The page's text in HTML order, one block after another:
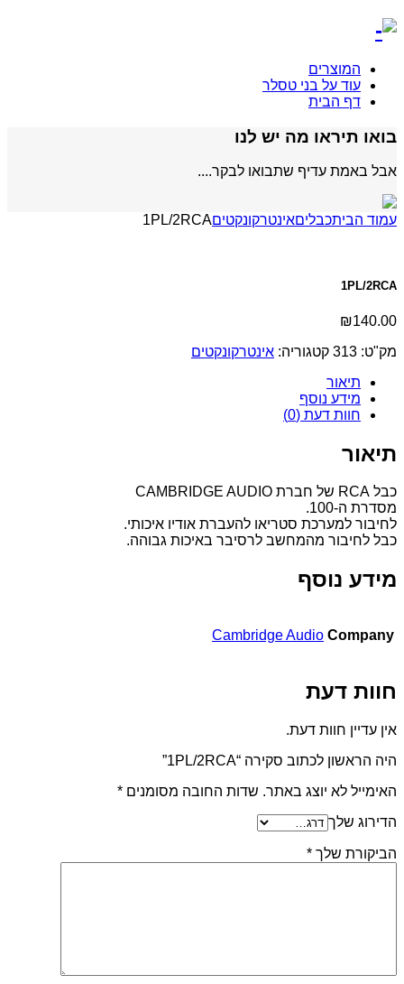
המוצרים
עוד על בני טסלר
דף הבית
בואו תיראו מה יש לנו
אבל באמת עדיף שתבואו לבקר....
עמוד הביתכבליםאינטרקונקטים1PL/2RCA
1PL/2RCA
₪140.00
מק"ט: 313 קטגוריה: אינטרקונקטים
תיאור
מידע נוסף
חוות דעת (0)
תיאור
כבל RCA של חברת CAMBRIDGE AUDIO
מסדרת ה-100.
לחיבור למערכת סטריאו להעברת אודיו איכותי.
כבל לחיבור מהמחשב לרסיבר באיכות גבוהה.
מידע נוסף
Company
Cambridge Audio
חוות דעת
אין עדיין חוות דעת.
היה הראשון לכתוב סקירה “1PL/2RCA”
האימייל לא יוצג באתר. שדות החובה מסומנים *
הדירוג שלך
הביקורת שלך *